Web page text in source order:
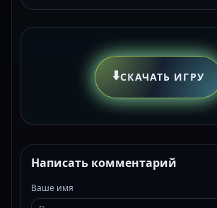
⬇️СКАЧАТЬ ИГРУ
Написать комментарий
Ваше имя